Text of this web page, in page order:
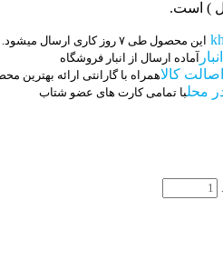
) است.
این محصول طی ۷ روز کاری ارسال میشود.
آماده ارسال از انبار فروشگاه
کالاهمراه با گارانتی ارائه بهترین
محلبا تمامی کارت های عضو شتاب